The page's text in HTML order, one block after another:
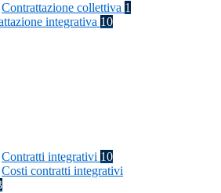
Contrattazione collettiva 1
integrativa 10
Contratti integrativi 10
Costi contratti integrativi